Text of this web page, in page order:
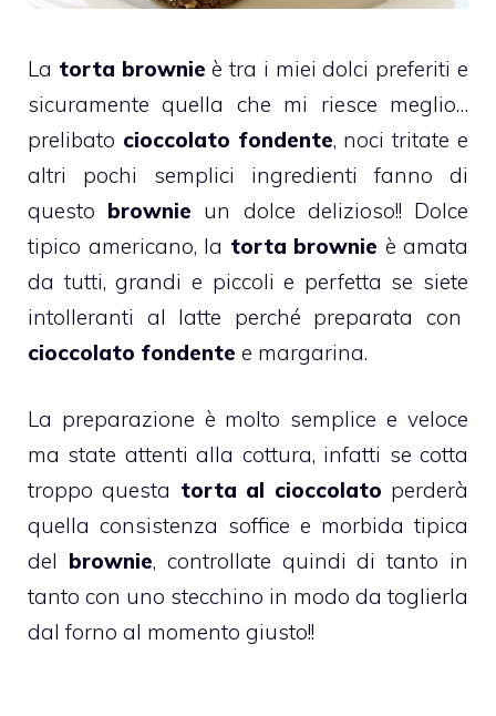
La torta brownie è tra i miei dolci preferiti e
sicuramente quella che mi riesce meglio…
prelibato cioccolato fondente, noci tritate e
altri pochi semplici ingredienti fanno di
questo brownie un dolce delizioso!! Dolce
tipico americano, la torta brownie è amata
da tutti, grandi e piccoli e perfetta se siete
intolleranti al latte perché preparata con
cioccolato fondente e margarina.
La preparazione è molto semplice e veloce
ma state attenti alla cottura, infatti se cotta
troppo questa torta al cioccolato perderà
quella consistenza soffice e morbida tipica
del brownie, controllate quindi di tanto in
tanto con uno stecchino in modo da toglierla
dal forno al momento giusto!!